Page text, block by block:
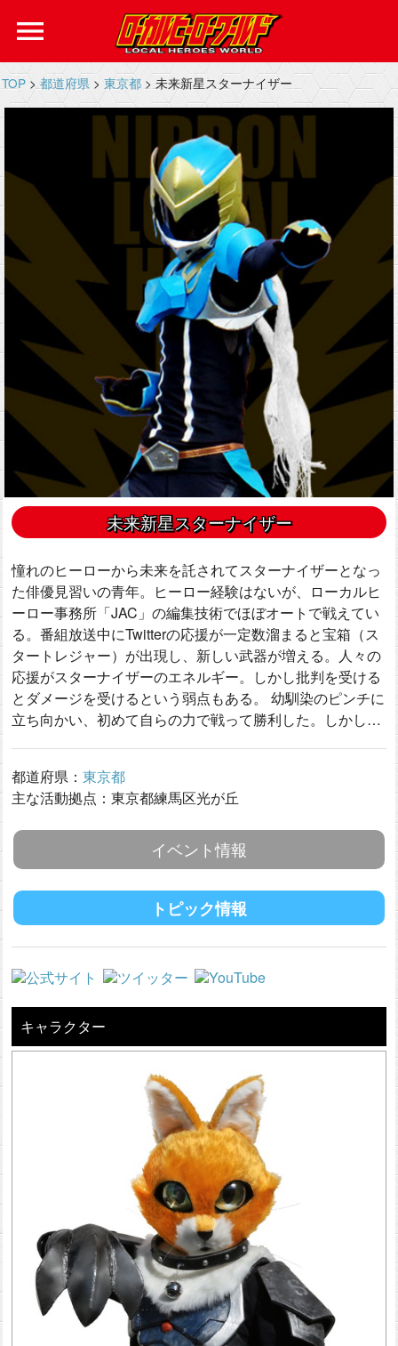
menu
TOP> 都道府県> 東京都> 未来新星スターナイザー
未来新星スターナイザー
憧れのヒーローから未来を託されてスターナイザーとなっ
た俳優見習いの青年。ヒーロー経験はないが、ローカルヒ
ーロー事務所「JAC」の編集技術でほぼオートで戦えてい
る。番組放送中にTwitterの応援が一定数溜まると宝箱（ス
タートレジャー）が出現し、新しい武器が増える。人々の
応援がスターナイザーのエネルギー。しかし批判を受ける
とダメージを受けるという弱点もある。 幼馴染のピンチに
立ち向かい、初めて自らの力で戦って勝利した。しかし…
都道府県：東京都
主な活動拠点：東京都練馬区光が丘
イベント情報
トピック情報
キャラクター